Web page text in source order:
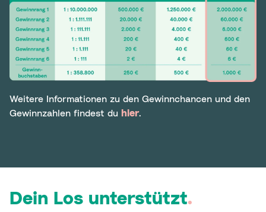
Weitere Informationen zu den Gewinnchancen und den
Gewinnzahlen findest du hier.
Dein Los unterstützt.